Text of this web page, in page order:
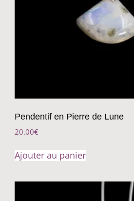
Pendentif en Pierre de Lune
20.00€
Ajouter au panier